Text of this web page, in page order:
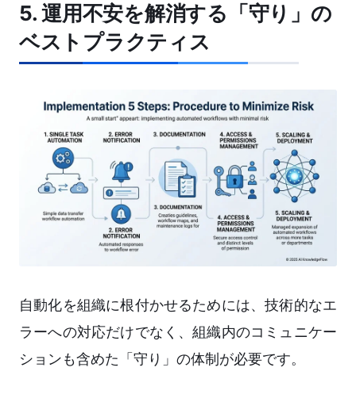
5. 運用不安を解消する「守り」の
ベストプラクティス
自動化を組織に根付かせるためには、技術的なエ
ラーへの対応だけでなく、組織内のコミュニケー
ションも含めた「守り」の体制が必要です。